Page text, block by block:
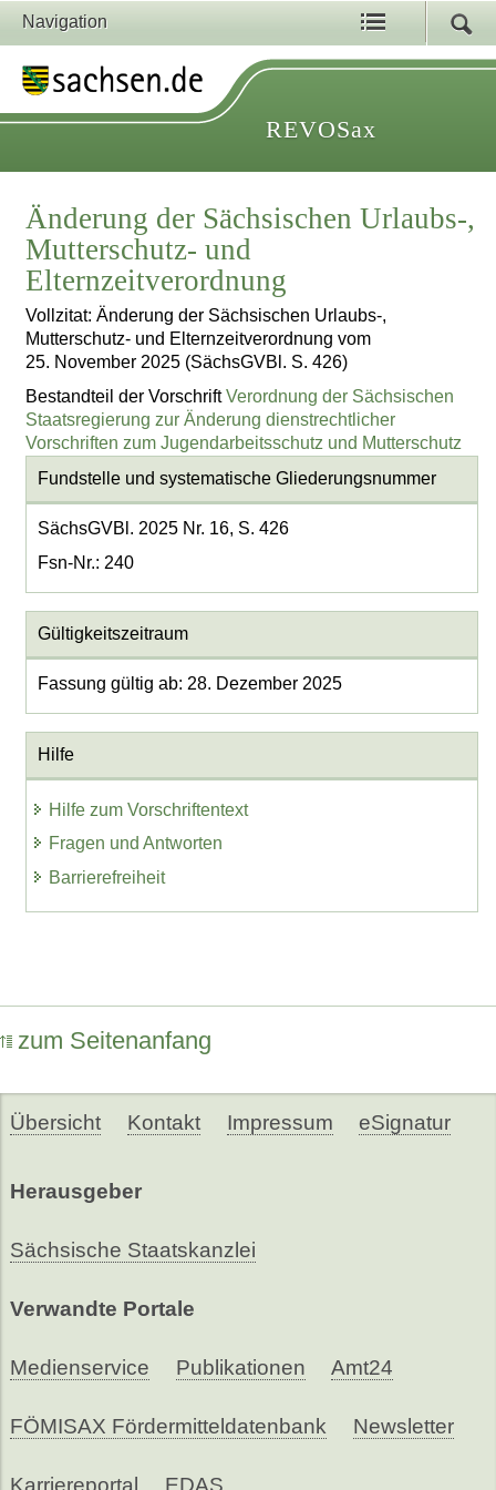
Navigation
REVOSax
Änderung der Sächsischen Urlaubs-,
Mutterschutz- und
Elternzeitverordnung
Vollzitat: Änderung der Sächsischen Urlaubs-,
Mutterschutz- und Elternzeitverordnung vom
25. November 2025 (SächsGVBl. S. 426)
Bestandteil der VorschriftVerordnung der Sächsischen
Staatsregierung zur Änderung dienstrechtlicher
Vorschriften zum Jugendarbeitsschutz und Mutterschutz
Fundstelle und systematische Gliederungsnummer
SächsGVBl. 2025 Nr. 16, S. 426
Fsn-Nr.: 240
Gültigkeitszeitraum
Fassung gültig ab: 28. Dezember 2025
Hilfe
Hilfe zum Vorschriftentext
Fragen und Antworten
Barrierefreiheit
zum Seitenanfang
Übersicht Kontakt Impressum eSignatur
Herausgeber
Sächsische Staatskanzlei
Verwandte Portale
Medienservice Publikationen Amt24
FÖMISAX Fördermitteldatenbank Newsletter
Karriereportal EDAS